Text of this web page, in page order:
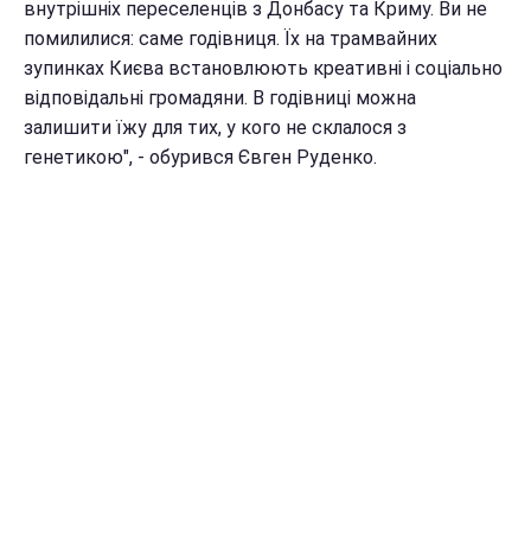
внутрішніх переселенців з Донбасу та Криму. Ви не
помилилися: саме годівниця. Їх на трамвайних
зупинках Києва встановлюють креативні і соціально
відповідальні громадяни. В годівниці можна
залишити їжу для тих, у кого не склалося з
генетикою", - обурився Євген Руденко.